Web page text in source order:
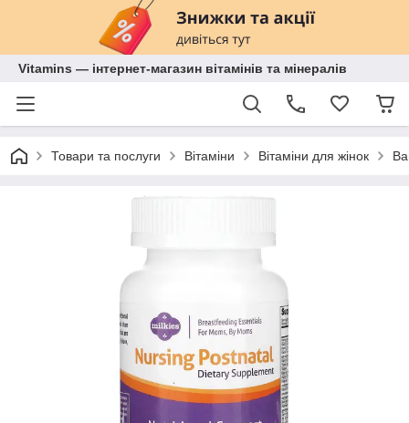
Vitamins — інтернет-магазин вітамінів та мінералів
Товари та послуги Вітаміни Вітаміни для жінок